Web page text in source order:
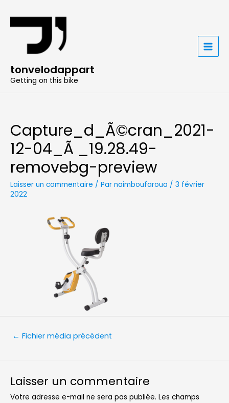
tonvelodappart
Getting on this bike
MAIN
Capture_d_Ã©cran_2021-
12-04_Ã _19.28.49-
removebg-preview
Laisser un commentaire / Par naimboufaroua / 3 février
2022
Navigation
← Fichier média précédent
Laisser un commentaire
Votre adresse e-mail ne sera pas publiée. Les champs